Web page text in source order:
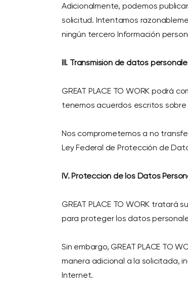
Adicionalmente, podemos
solicitud. Intentamos
ningún tercero Información
III. Transmisión de datos
GREAT PLACE TO WORK podrá
tenemos acuerdos escritos
Nos comprometemos a no
Ley Federal de Protección de
IV. Protección de los Datos
GREAT PLACE TO WORK tratará
para proteger los datos
Sin embargo, GREAT PLACE TO
manera adicional a la solicitada,
Internet.